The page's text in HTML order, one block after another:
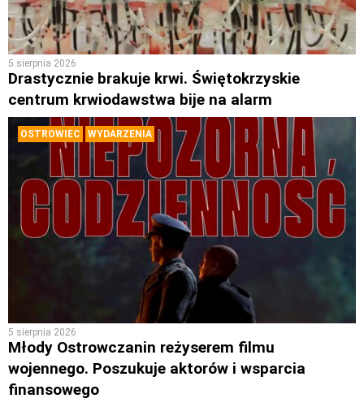
5 sierpnia 2026
Drastycznie brakuje krwi. Świętokrzyskie
centrum krwiodawstwa bije na alarm
OSTROWIEC WYDARZENIA
5 sierpnia 2026
Młody Ostrowczanin reżyserem filmu
wojennego. Poszukuje aktorów i wsparcia
finansowego